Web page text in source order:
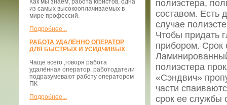
Как мы знаем, работа юристов, одна
из самых высокооплачиваемых в
мире профессий.
Подробнее...
РАБОТА УДАЛЁННО ОПЕРАТОР
ДЛЯ БЫСТРЫХ И УСИДЧИВЫХ
Чаще всего ,говоря работа
удалённая оператор, работодатели
подразумевают работу оператором
ПК
Подробнее...
полиэстера,
составом. Есть
случае
Чтобы придать
прибором. Срок
полиэстера
«Сэндвич»
части
срок ее службы